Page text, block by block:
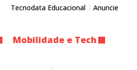
Tecnodata Educacional Anuncie
Mobilidade e Tech